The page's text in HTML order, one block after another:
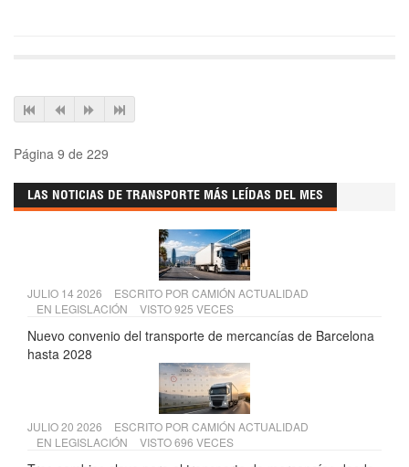
Página 9 de 229
LAS NOTICIAS DE TRANSPORTE MÁS LEÍDAS DEL MES
JULIO 14 2026 ESCRITO POR CAMIÓN ACTUALIDAD
EN LEGISLACIÓN VISTO 925 VECES
Nuevo convenio del transporte de mercancías de Barcelona
hasta 2028
JULIO 20 2026 ESCRITO POR CAMIÓN ACTUALIDAD
EN LEGISLACIÓN VISTO 696 VECES